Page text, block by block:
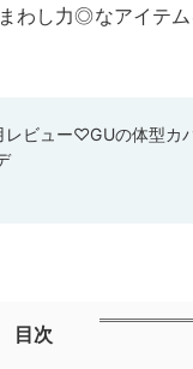
わし力◎なアイテ
ビュー♡GUの体型カ
目次